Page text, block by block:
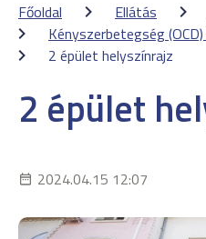
Főoldal
Ellátás
Kényszerbetegség
2 épület helyszínrajz
2 épület
2024.04.15 12:07